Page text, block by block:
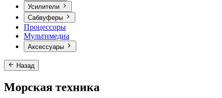
Усилители
Сабвуферы
Процессоры
Мультимедиа
Аксессуары
Назад
Морская техника